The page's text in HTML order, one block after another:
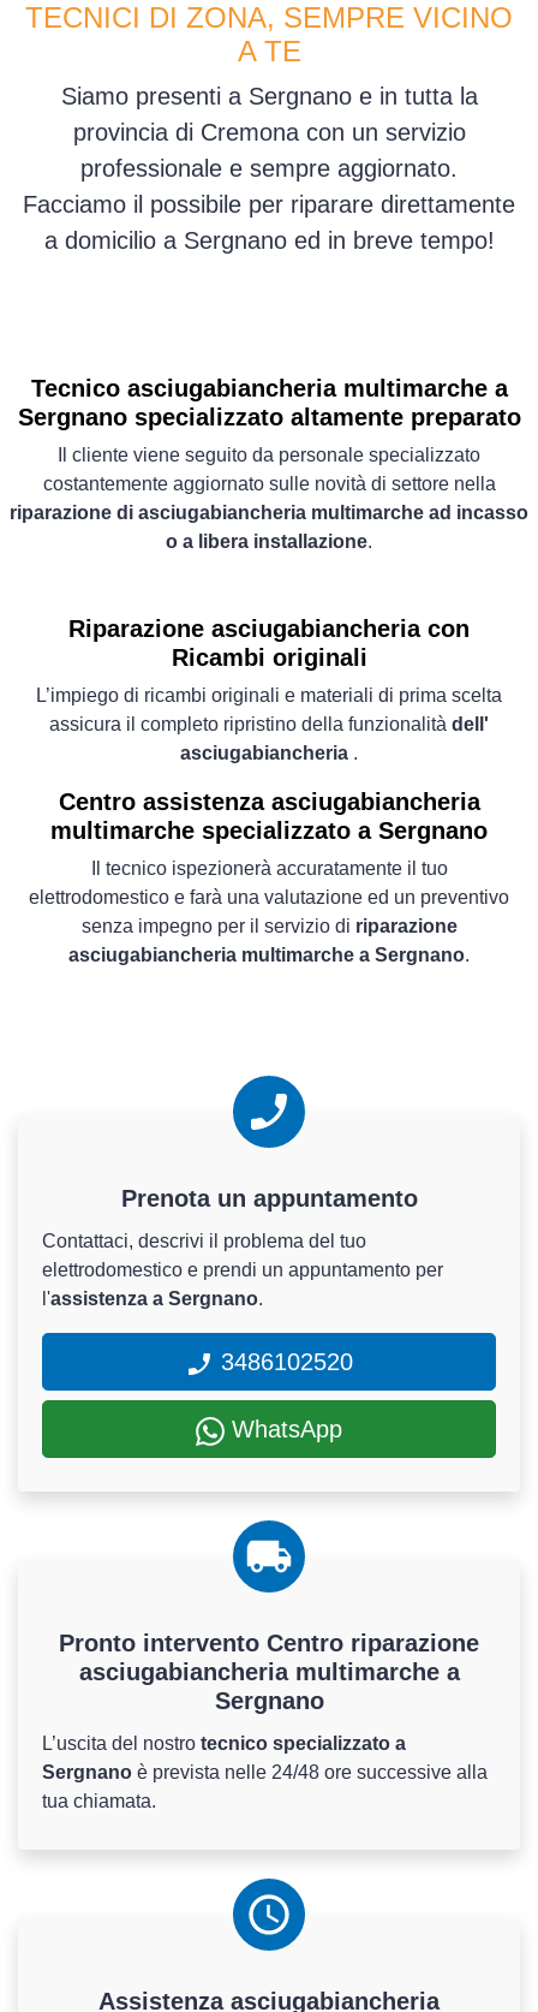
TECNICI DI ZONA, SEMPRE VICINO
A TE
Siamo presenti a Sergnano e in tutta la
provincia di Cremona con un servizio
professionale e sempre aggiornato.
Facciamo il possibile per riparare direttamente
a domicilio a Sergnano ed in breve tempo!
Tecnico asciugabiancheria multimarche a
Sergnano specializzato altamente preparato
Il cliente viene seguito da personale specializzato
costantemente aggiornato sulle novità di settore nella
riparazione di asciugabiancheria multimarche ad incasso
o a libera installazione.
Riparazione asciugabiancheria con
Ricambi originali
L’impiego di ricambi originali e materiali di prima scelta
assicura il completo ripristino della funzionalità dell'
asciugabiancheria .
Centro assistenza asciugabiancheria
multimarche specializzato a Sergnano
Il tecnico ispezionerà accuratamente il tuo
elettrodomestico e farà una valutazione ed un preventivo
senza impegno per il servizio di riparazione
asciugabiancheria multimarche a Sergnano.
Prenota un appuntamento
Contattaci, descrivi il problema del tuo
elettrodomestico e prendi un appuntamento per
l'assistenza a Sergnano.
3486102520
WhatsApp
Pronto intervento Centro riparazione
asciugabiancheria multimarche a
Sergnano
L’uscita del nostro tecnico specializzato a
Sergnano è prevista nelle 24/48 ore successive alla
tua chiamata.
Assistenza asciugabiancheria